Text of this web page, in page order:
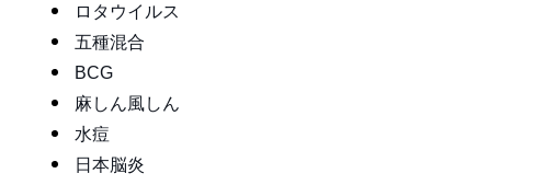
ロタウイルス
五種混合
BCG
麻しん風しん
水痘
日本脳炎